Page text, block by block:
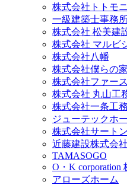
株式会社トトモ
一級建築士事務
株式会社 松美建
株式会社 マルビ
株式会社八幡
株式会社僕らの家
株式会社ファー
株式会社 丸山工
株式会社一条工
ジューテックホ
株式会社サート
近藤建設株式会社
TAMASOGO
O・K corporation
アローズホーム